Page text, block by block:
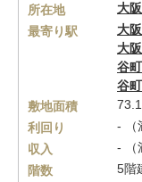
所在地 大
最寄り駅
大
大
谷
谷
敷地面積
利回り
- （
収入
- （
階数
5階